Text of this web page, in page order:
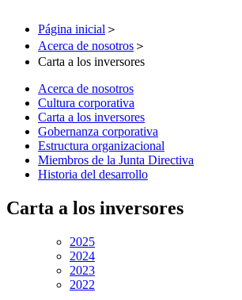
Página inicial ＞
Acerca de nosotros ＞
Carta a los inversores
Acerca de nosotros
Cultura corporativa
Carta a los inversores
Gobernanza corporativa
Estructura organizacional
Miembros de la Junta Directiva
Historia del desarrollo
Carta a los inversores
2025
2024
2023
2022